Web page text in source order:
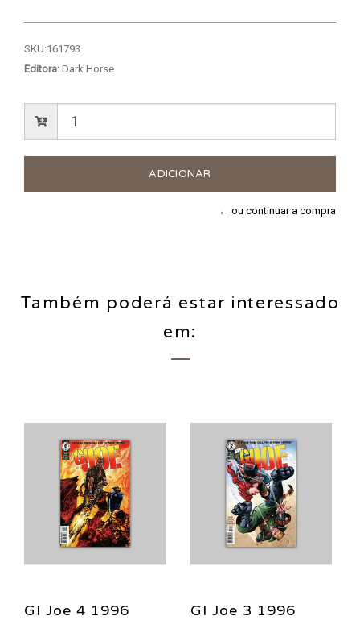
SKU:161793
Editora: Dark Horse
← ou continuar a compra
Também poderá estar interessado
em:
GI Joe 4 1996
GI Joe 3 1996